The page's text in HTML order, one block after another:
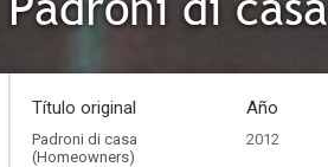
Título original
Padroni di casa
(Homeowners)
Año
2012